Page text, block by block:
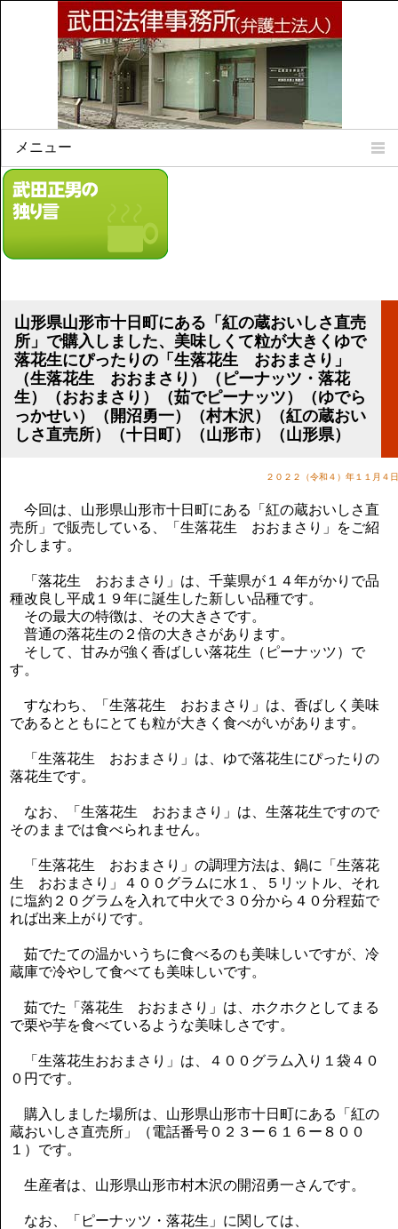
メニュー
Home
所属弁護士
法律相談案内
リンク集
顧問契約について
講演のご案内
気をつけたい法律のポイント
武田正男の独り言
山形県山形市十日町にある「紅の蔵おいしさ直売
所」で購入しました、美味しくて粒が大きくゆで
落花生にぴったりの「生落花生 おおまさり」
（生落花生 おおまさり）（ピーナッツ・落花
生）（おおまさり）（茹でピーナッツ）（ゆでら
っかせい）（開沼勇一）（村木沢）（紅の蔵おい
しさ直売所）（十日町）（山形市）（山形県）
２０２２（令和４）年１１月４日
今回は、山形県山形市十日町にある「紅の蔵おいしさ直
売所」で販売している、「生落花生 おおまさり」をご紹
介します。
「落花生 おおまさり」は、千葉県が１４年がかりで品
種改良し平成１９年に誕生した新しい品種です。
その最大の特徴は、その大きさです。
普通の落花生の２倍の大きさがあります。
そして、甘みが強く香ばしい落花生（ピーナッツ）で
す。
すなわち、「生落花生 おおまさり」は、香ばしく美味
であるとともにとても粒が大きく食べがいがあります。
「生落花生 おおまさり」は、ゆで落花生にぴったりの
落花生です。
なお、「生落花生 おおまさり」は、生落花生ですので
そのままでは食べられません。
「生落花生 おおまさり」の調理方法は、鍋に「生落花
生 おおまさり」４００グラムに水１、５リットル、それ
に塩約２０グラムを入れて中火で３０分から４０分程茹で
れば出来上がりです。
茹でたての温かいうちに食べるのも美味しいですが、冷
蔵庫で冷やして食べても美味しいです。
茹でた「落花生 おおまさり」は、ホクホクとしてまる
で栗や芋を食べているような美味しさです。
「生落花生おおまさり」は、４００グラム入り１袋４０
０円です。
購入しました場所は、山形県山形市十日町にある「紅の
蔵おいしさ直売所」（電話番号０２３ー６１６ー８００
１）です。
生産者は、山形県山形市村木沢の開沼勇一さんです。
なお、「ピーナッツ・落花生」に関しては、